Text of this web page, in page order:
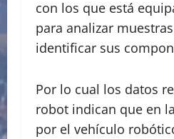
con los que está
para analizar
identificar sus
Por lo cual los datos
robot indican que en
por el vehículo